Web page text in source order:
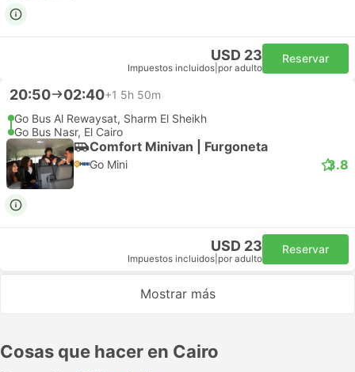
USD 23
Impuestos incluidos por adulto
Reservar
20:50 02:40+1 5h 50m
Go Bus Al Rewaysat, Sharm El Sheikh
Go Bus Nasr, El Cairo
Comfort Minivan | Furgoneta
Go Mini 3.8
USD 23
Impuestos incluidos por adulto
Reservar
Mostrar más
Cosas que hacer en Cairo